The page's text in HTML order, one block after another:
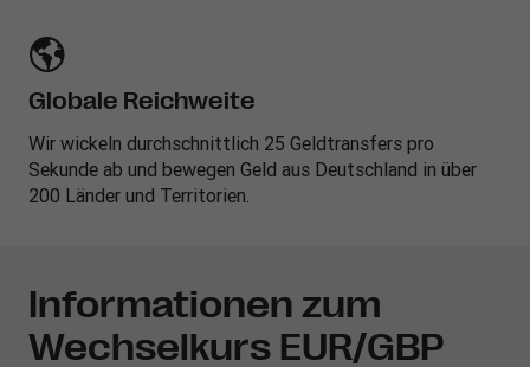
Globale Reichweite
Wir wickeln durchschnittlich 25 Geldtransfers pro
Sekunde ab und bewegen Geld aus Deutschland in über
200 Länder und Territorien.
Informationen zum
Wechselkurs EUR/GBP